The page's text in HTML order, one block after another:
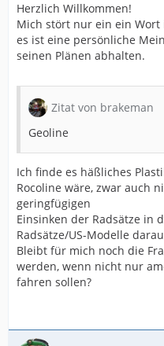
Herzlich Willkommen!
Mich stört nur ein ein Wort
es ist eine persönliche
seinen Plänen abhalten.
Zitat von brakeman
Geoline
Ich finde es häßliches
Rocoline wäre, zwar auch
geringfügigen
Einsinken der Radsätze in
Radsätze/US-Modelle
Bleibt für mich noch die
werden, wenn nicht nur
fahren sollen?